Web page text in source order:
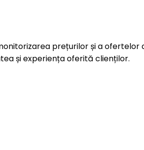
prețurilor și a
și experiența oferită clienților.